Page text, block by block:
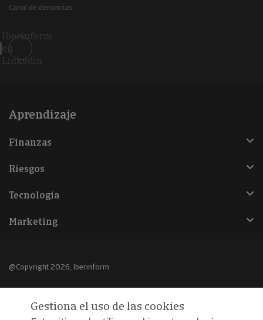
Canal de denuncias
Iberinform
en
Linkedin
Aprendizaje
Finanzas
Riesgos
Tecnología
Marketing
@Copyright 2026, Iberinform
Gestiona el uso de las cookies